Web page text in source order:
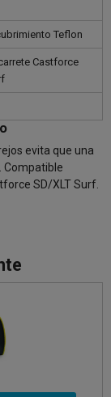
Teflon
Castforce
evita que una
Compatible
SD/XLT Surf.